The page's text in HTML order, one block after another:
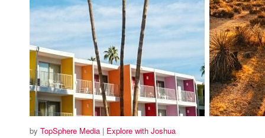
by TopSphere Media | Explore with Joshua